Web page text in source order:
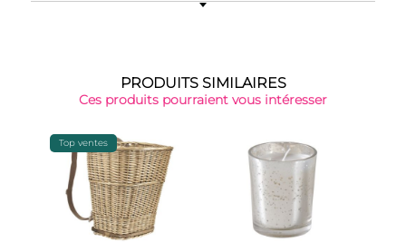
PRODUITS SIMILAIRES
Ces produits pourraient vous intéresser
Top ventes